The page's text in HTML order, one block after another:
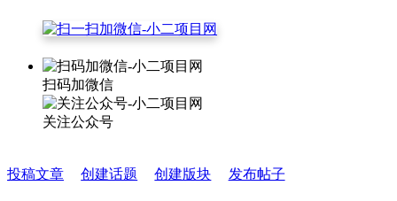
扫码加微信
关注公众号
投稿文章 创建话题 创建版块 发布帖子